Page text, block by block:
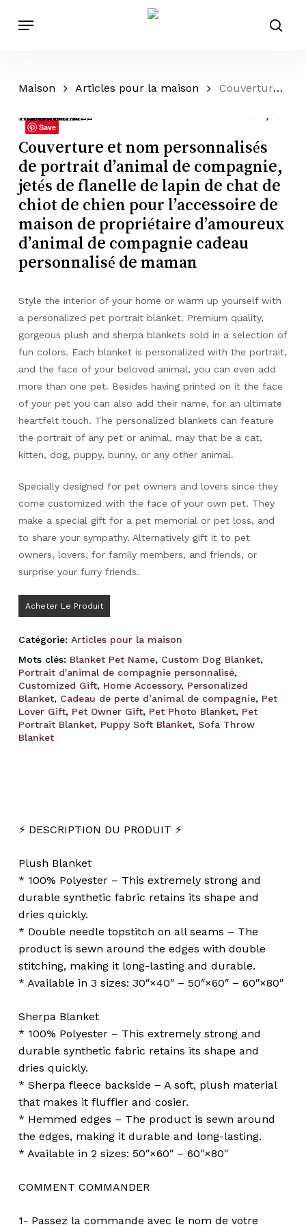
Menu
Maison Articles pour la maison Couverture et nom personnalisés de portrait d’animal de compagnie, jetés de flanelle de lapin de chat de chiot de chien pour l’accessoire de maison de propriétaire d’amoureux d’animal de compagnie cadeau personnalisé de maman
Save
Couverture et nom personnalisés
de portrait d’animal de compagnie,
jetés de flanelle de lapin de chat de
chiot de chien pour l’accessoire de
maison de propriétaire d’amoureux
d’animal de compagnie cadeau
personnalisé de maman
Style the interior of your home or warm up yourself with
a personalized pet portrait blanket. Premium quality,
gorgeous plush and sherpa blankets sold in a selection of
fun colors. Each blanket is personalized with the portrait,
and the face of your beloved animal, you can even add
more than one pet. Besides having printed on it the face
of your pet you can also add their name, for an ultimate
heartfelt touch. The personalized blankets can feature
the portrait of any pet or animal, may that be a cat,
kitten, dog, puppy, bunny, or any other animal.
Specially designed for pet owners and lovers since they
come customized with the face of your own pet. They
make a special gift for a pet memorial or pet loss, and
to share your sympathy. Alternatively gift it to pet
owners, lovers, for family members, and friends, or
surprise your furry friends.
Acheter Le Produit
Catégorie: Articles pour la maison
Mots clés: Blanket Pet Name, Custom Dog Blanket,
Portrait d'animal de compagnie personnalisé,
Customized Gift, Home Accessory, Personalized
Blanket, Cadeau de perte d’animal de compagnie, Pet
Lover Gift, Pet Owner Gift, Pet Photo Blanket, Pet
Portrait Blanket, Puppy Soft Blanket, Sofa Throw
Blanket
⚡️ DESCRIPTION DU PRODUIT ⚡️
Plush Blanket
* 100% Polyester – This extremely strong and
durable synthetic fabric retains its shape and
dries quickly.
* Double needle topstitch on all seams – The
product is sewn around the edges with double
stitching, making it long-lasting and durable.
* Available in 3 sizes: 30″×40″ – 50″×60″ – 60″×80″
Sherpa Blanket
* 100% Polyester – This extremely strong and
durable synthetic fabric retains its shape and
dries quickly.
* Sherpa fleece backside – A soft, plush material
that makes it fluffier and cosier.
* Hemmed edges – The product is sewn around
the edges, making it durable and long-lasting.
* Available in 2 sizes: 50″×60″ – 60″×80″
COMMENT COMMANDER
1- Passez la commande avec le nom de votre